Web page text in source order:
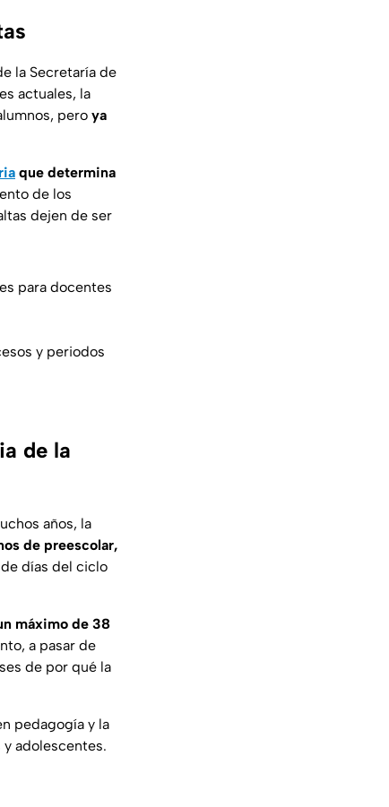
la Secretaría de
actuales, la
pero ya
que determina
de los
dejen de ser
para docentes
y periodos
de la
años, la
de preescolar,
días del ciclo
máximo de 38
a pasar de
de por qué la
pedagogía y la
y adolescentes.